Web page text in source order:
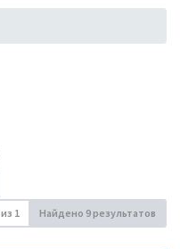
из 1 Найдено 9 результатов